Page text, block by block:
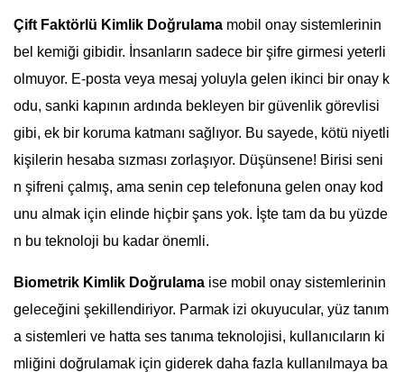
Çift Faktörlü Kimlik Doğrulama mobil onay sistemlerinin
bel kemiği gibidir. İnsanların sadece bir şifre girmesi yeterli
olmuyor. E-posta veya mesaj yoluyla gelen ikinci bir onay k
odu, sanki kapının ardında bekleyen bir güvenlik görevlisi
gibi, ek bir koruma katmanı sağlıyor. Bu sayede, kötü niyetli
kişilerin hesaba sızması zorlaşıyor. Düşünsene! Birisi seni
n şifreni çalmış, ama senin cep telefonuna gelen onay kod
unu almak için elinde hiçbir şans yok. İşte tam da bu yüzde
n bu teknoloji bu kadar önemli.
Biometrik Kimlik Doğrulama ise mobil onay sistemlerinin
geleceğini şekillendiriyor. Parmak izi okuyucular, yüz tanım
a sistemleri ve hatta ses tanıma teknolojisi, kullanıcıların ki
mliğini doğrulamak için giderek daha fazla kullanılmaya ba